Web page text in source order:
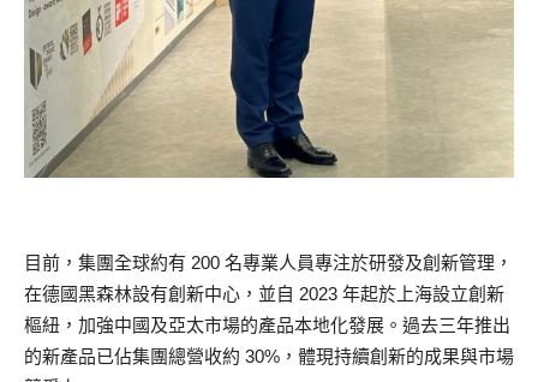
目前，集團全球約有 200 名專業人員專注於研發及創新管理，
在德國黑森林設有創新中心，並自 2023 年起於上海設立創新
樞紐，加強中國及亞太市場的產品本地化發展。過去三年推出
的新產品已佔集團總營收約 30%，體現持續創新的成果與市場